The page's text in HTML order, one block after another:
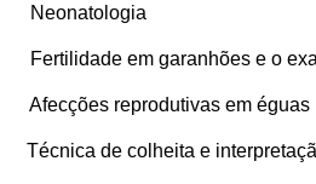
em garanhões e o
reprodutivas em éguas
de colheita e